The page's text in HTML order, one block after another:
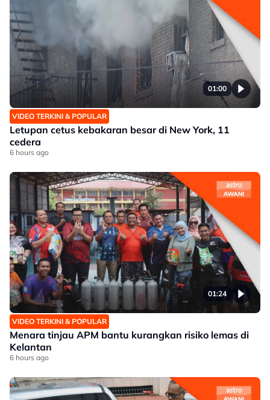
01:00
VIDEO TERKINI & POPULAR
Letupan cetus kebakaran besar di New York, 11
cedera
6 hours ago
01:24
VIDEO TERKINI & POPULAR
Menara tinjau APM bantu kurangkan risiko lemas di
Kelantan
6 hours ago